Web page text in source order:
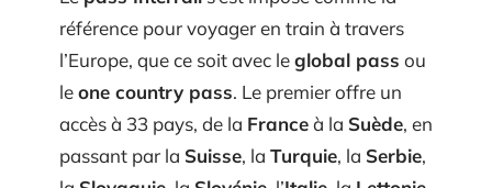
référence pour voyager en train à travers
l’Europe, que ce soit avec leglobal pass ou
leone country pass. Le premier offre un
accès à 33 pays, de la Franceà la Suède, en
passant par la Suisse, la Turquie, la Serbie,